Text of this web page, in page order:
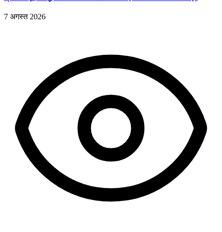
7 अगस्त 2026